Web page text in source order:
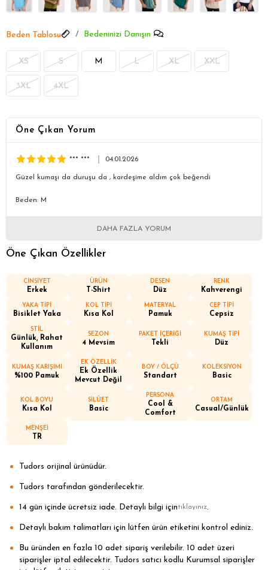
Beden Tablosu Bedeninizi Danışın
XS S M L XL XXL
3XL 4XL
Öne Çıkan Yorum
*** *** 04.01.2026
Güzel kumaşı da duruşu da , kardeşime aldım çok beğendi
Beden: M
DAHA FAZLA YORUM
Öne Çıkan Özellikler
CİNSİYET
Erkek
ÜRÜN
T-Shirt
DESEN
Düz
RENK
Kahverengi
YAKA TİPİ
Bisiklet Yaka
KOL TİPİ
Kısa Kol
MATERYAL
Pamuk
CEP TİPİ
Cepsiz
STİL
Günlük, Rahat
Kullanım
SEZON
4 Mevsim
PAKET İÇERİĞİ
Tekli
KUMAŞ TİPİ
Düz
KUMAŞ KARIŞIMI
%100 Pamuk
EK ÖZELLİK
Ek Özellik
Mevcut Değil
BOY / ÖLÇÜ
Standart
KOLEKSİYON
Basic
KOL BOYU
Kısa Kol
SİLÜET
Basic
PERSONA
Cool &
Comfort
ORTAM
Casual/Günlük
MENŞEİ
TR
Tudors orijinal ürünüdür.
Tudors tarafından gönderilecektir.
14 gün içinde ücretsiz iade. Detaylı bilgi içintıklayınız.
Detaylı bakım talimatları için lütfen ürün etiketini kontrol ediniz.
Bu üründen en fazla 10 adet sipariş verilebilir. 10 adet üzeri
siparişler iptal edilecektir. Tudors satıcı kodlu Kurumsal siparişler